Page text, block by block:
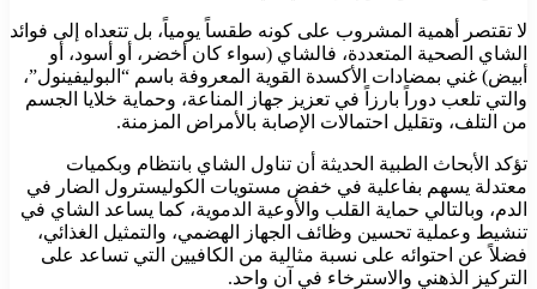
لا تقتصر أهمية المشروب على كونه طقساً يومياً، بل تتعداه إلى فوائد
الشاي الصحية المتعددة، فالشاي (سواء كان أخضر، أو أسود، أو
أبيض) غني بمضادات الأكسدة القوية المعروفة باسم “البوليفينول”،
والتي تلعب دوراً بارزاً في تعزيز جهاز المناعة، وحماية خلايا الجسم
من التلف، وتقليل احتمالات الإصابة بالأمراض المزمنة.
تؤكد الأبحاث الطبية الحديثة أن تناول الشاي بانتظام وبكميات
معتدلة يسهم بفاعلية في خفض مستويات الكوليسترول الضار في
الدم، وبالتالي حماية القلب والأوعية الدموية، كما يساعد الشاي في
تنشيط وعملية تحسين وظائف الجهاز الهضمي، والتمثيل الغذائي،
فضلاً عن احتوائه على نسبة مثالية من الكافيين التي تساعد على
التركيز الذهني والاسترخاء في آن واحد.